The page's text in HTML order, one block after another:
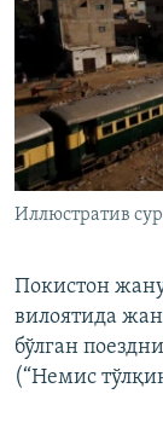
Иллюстратив
Покистон
вилоятида
бўлган
(“Немис